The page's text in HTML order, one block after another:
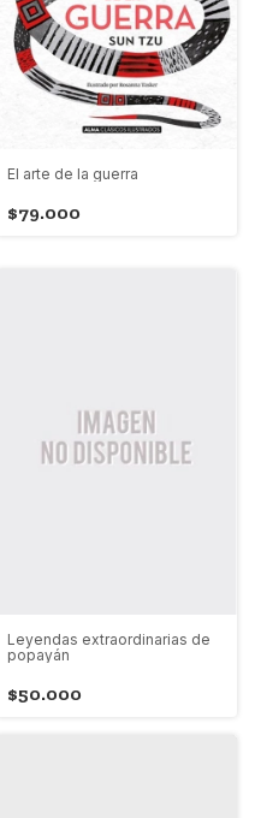
El arte de la guerra
$79.000
Leyendas extraordinarias de
popayán
$50.000